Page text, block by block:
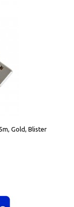
Gold, Blister